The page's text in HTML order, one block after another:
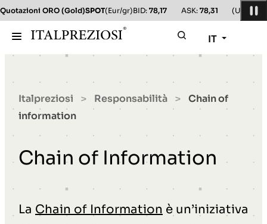
Quotazioni ORO (Gold)SPOT(Eur/gr)BID: 78,17 ASK: 78,31 (Usd/oz)
IT
Italpreziosi > Responsabilità >
Chain of
information
Chain of Information
La Chain of Information è un’iniziativa